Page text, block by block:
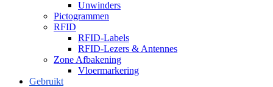
Unwinders
Pictogrammen
RFID
RFID-Labels
RFID-Lezers & Antennes
Zone Afbakening
Vloermarkering
Gebruikt